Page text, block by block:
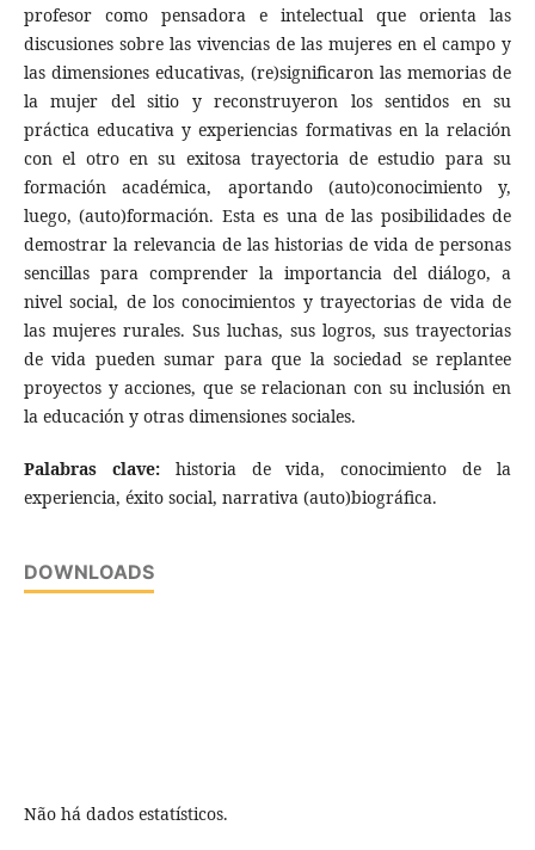
profesor como pensadora e intelectual que orienta las
discusiones sobre las vivencias de las mujeres en el campo y
las dimensiones educativas, (re)significaron las memorias de
la mujer del sitio y reconstruyeron los sentidos en su
práctica educativa y experiencias formativas en la relación
con el otro en su exitosa trayectoria de estudio para su
formación académica, aportando (auto)conocimiento y,
luego, (auto)formación. Esta es una de las posibilidades de
demostrar la relevancia de las historias de vida de personas
sencillas para comprender la importancia del diálogo, a
nivel social, de los conocimientos y trayectorias de vida de
las mujeres rurales. Sus luchas, sus logros, sus trayectorias
de vida pueden sumar para que la sociedad se replantee
proyectos y acciones, que se relacionan con su inclusión en
la educación y otras dimensiones sociales.
Palabras clave:historia de vida, conocimiento de la
experiencia, éxito social, narrativa (auto)biográfica.
DOWNLOADS
Não há dados estatísticos.